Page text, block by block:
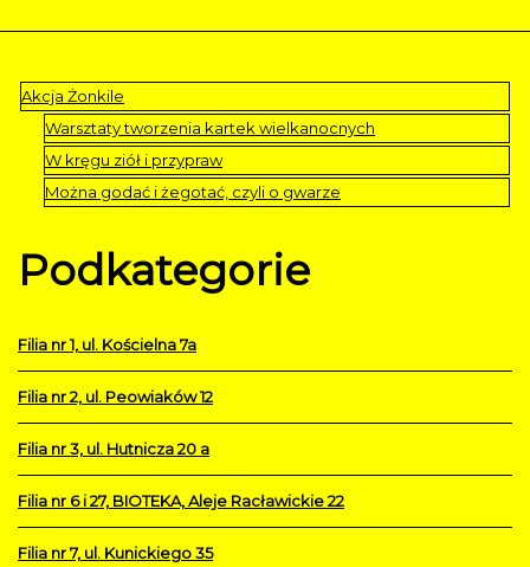
Akcja Żonkile
Warsztaty tworzenia kartek wielkanocnych
W kręgu ziół i przypraw
Można godać i żegotać, czyli o gwarze
Podkategorie
Filia nr 1, ul. Kościelna 7a
Filia nr 2, ul. Peowiaków 12
Filia nr 3, ul. Hutnicza 20 a
Filia nr 6 i 27, BIOTEKA, Aleje Racławickie 22
Filia nr 7, ul. Kunickiego 35